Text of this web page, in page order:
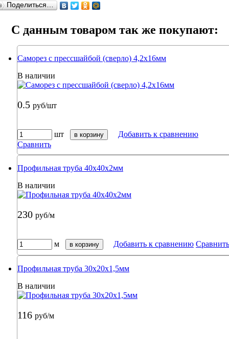
Поделиться…
C данным товаром так же покупают:
Саморез с прессшайбой (сверло) 4,2х16мм
В наличии
0.5 руб/шт
шт в корзину
Добавить к сравнению
Сравнить
Профильная труба 40х40х2мм
В наличии
230 руб/м
м в корзину Добавить к сравнению Сравнить
Профильная труба 30х20х1,5мм
В наличии
116 руб/м